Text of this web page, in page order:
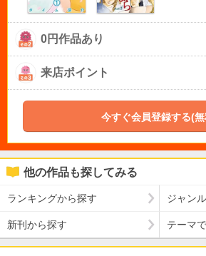
0円作品あり
来店ポイント
今すぐ会員登録する(
他の作品も探してみる
ランキングから探す ジャン
新刊から探す テーマ